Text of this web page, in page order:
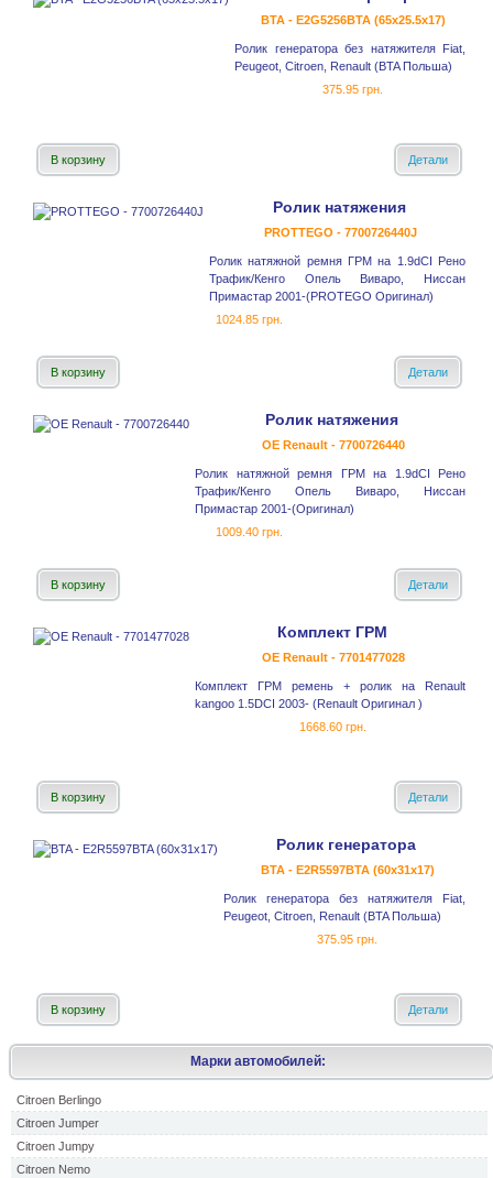
Марки автомобилей:
Citroen Berlingo
Citroen Jumper
Citroen Jumpy
Citroen Nemo
BTA - E2G5256BTA (65x25.5x17)
Ролик генератора без натяжителя Fiat,
Peugeot, Citroen, Renault (BTA Польша)
375.95 грн.
В корзину Детали
Ролик натяжения
PROTTEGO - 7700726440J
Ролик натяжной ремня ГРМ на 1.9dCI Рено
Трафик/Кенго Опель Виваро, Ниссан
Примастар 2001-(PROTEGO Оригинал)
1024.85 грн.
В корзину Детали
Ролик натяжения
OE Renault - 7700726440
Ролик натяжной ремня ГРМ на 1.9dCI Рено
Трафик/Кенго Опель Виваро, Ниссан
Примастар 2001-(Оригинал)
1009.40 грн.
В корзину Детали
Комплект ГРМ
OE Renault - 7701477028
Комплект ГРМ ремень + ролик на Renault
kangoo 1.5DCI 2003- (Renault Оригинал )
1668.60 грн.
В корзину Детали
Ролик генератора
BTA - E2R5597BTA (60x31x17)
Ролик генератора без натяжителя Fiat,
Peugeot, Citroen, Renault (BTA Польша)
375.95 грн.
В корзину Детали